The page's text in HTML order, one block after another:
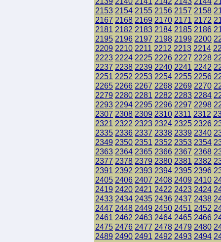
2153 2154 2155 2156 2157 2158
2167 2168 2169 2170 2171 2172
2181 2182 2183 2184 2185 2186
2195 2196 2197 2198 2199 2200
2209 2210 2211 2212 2213 2214
2223 2224 2225 2226 2227 2228
2237 2238 2239 2240 2241 2242
2251 2252 2253 2254 2255 2256
2265 2266 2267 2268 2269 2270
2279 2280 2281 2282 2283 2284
2293 2294 2295 2296 2297 2298
2307 2308 2309 2310 2311 2312
2321 2322 2323 2324 2325 2326
2335 2336 2337 2338 2339 2340
2349 2350 2351 2352 2353 2354
2363 2364 2365 2366 2367 2368
2377 2378 2379 2380 2381 2382
2391 2392 2393 2394 2395 2396
2405 2406 2407 2408 2409 2410
2419 2420 2421 2422 2423 2424
2433 2434 2435 2436 2437 2438
2447 2448 2449 2450 2451 2452
2461 2462 2463 2464 2465 2466
2475 2476 2477 2478 2479 2480
2489 2490 2491 2492 2493 2494